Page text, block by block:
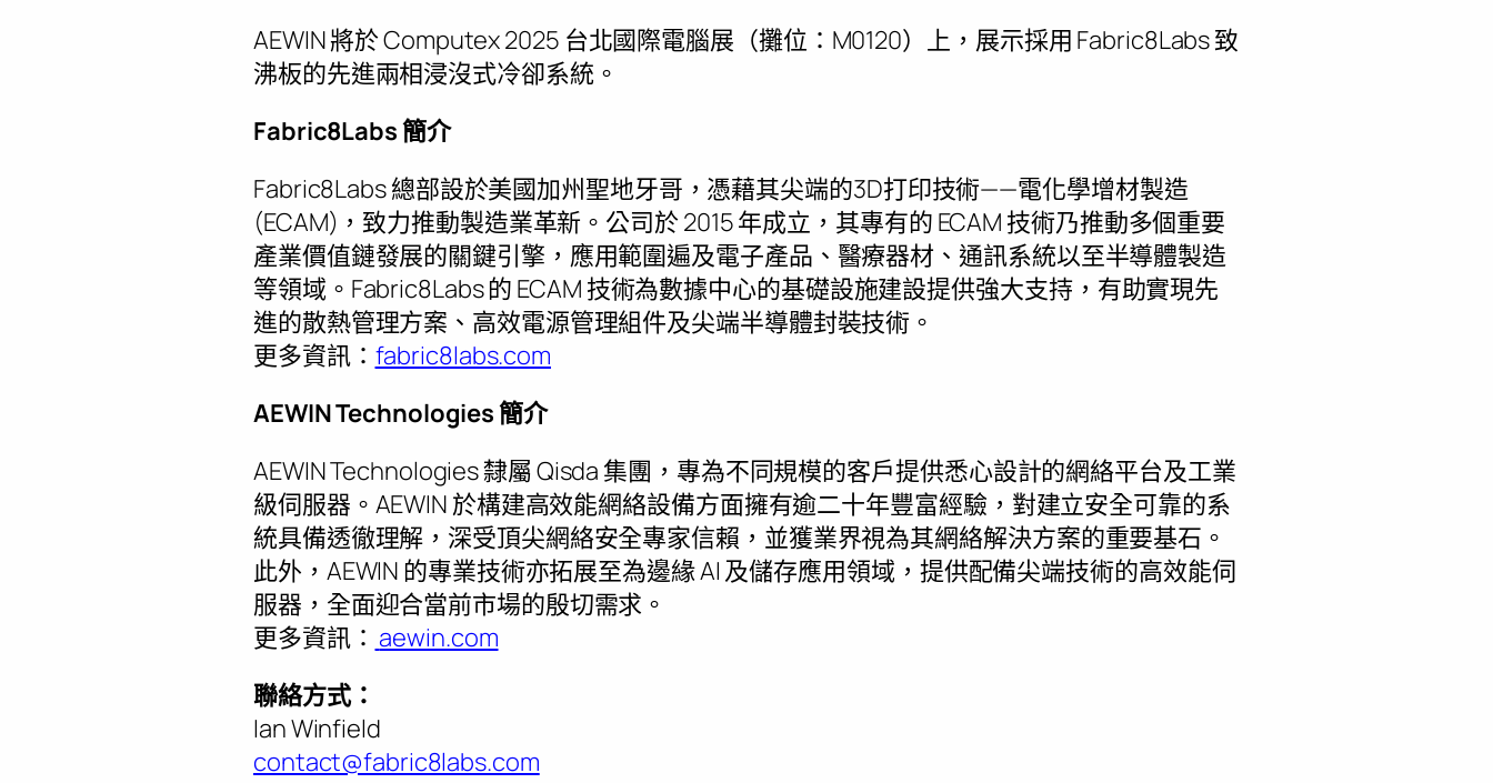
AEWIN 將於 Computex 2025 台北國際電腦展（攤位：M0120）上，展示採用 Fabric8Labs 致
沸板的先進兩相浸沒式冷卻系統。
Fabric8Labs 簡介
Fabric8Labs 總部設於美國加州聖地牙哥，憑藉其尖端的3D打印技術——電化學增材製造
(ECAM)，致力推動製造業革新。公司於 2015 年成立，其專有的 ECAM 技術乃推動多個重要
產業價值鏈發展的關鍵引擎，應用範圍遍及電子產品、醫療器材、通訊系統以至半導體製造
等領域。Fabric8Labs 的 ECAM 技術為數據中心的基礎設施建設提供強大支持，有助實現先
進的散熱管理方案、高效電源管理組件及尖端半導體封裝技術。
更多資訊： fabric8labs.com
AEWIN Technologies 簡介
AEWIN Technologies 隸屬 Qisda 集團，專為不同規模的客戶提供悉心設計的網絡平台及工業
級伺服器。AEWIN 於構建高效能網絡設備方面擁有逾二十年豐富經驗，對建立安全可靠的系
統具備透徹理解，深受頂尖網絡安全專家信賴，並獲業界視為其網絡解決方案的重要基石。
此外，AEWIN 的專業技術亦拓展至為邊緣 AI 及儲存應用領域，提供配備尖端技術的高效能伺
服器，全面迎合當前市場的殷切需求。
更多資訊： aewin.com
聯絡方式：
Ian Winfield
contact@fabric8labs.com